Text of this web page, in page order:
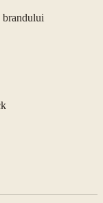
brandului